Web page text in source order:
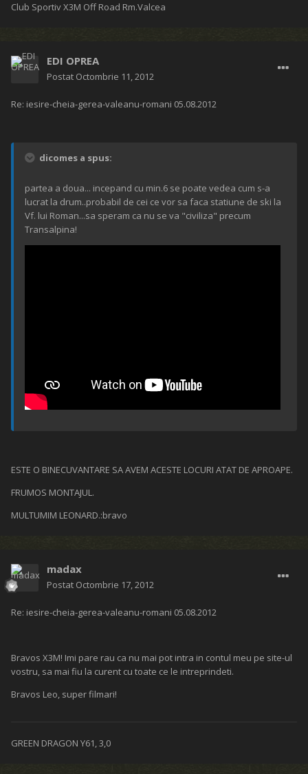
Club Sportiv X3M Off Road Rm.Valcea
EDI OPREA
Postat Octombrie 11, 2012
Re: iesire-cheia-gerea-valeanu-romani 05.08.2012
dicomes a spus:
partea a doua... incepand cu min.6 se poate vedea cum s-a
lucrat la drum..probabil de cei ce vor sa faca statiune de ski la
Vf. lui Roman...sa speram ca nu se va "civiliza" precum
Transalpina!
ESTE O BINECUVANTARE SA AVEM ACESTE LOCURI ATAT DE APROAPE.
FRUMOS MONTAJUL.
MULTUMIM LEONARD.:bravo
madax
Postat Octombrie 17, 2012
Re: iesire-cheia-gerea-valeanu-romani 05.08.2012
Bravos X3M! Imi pare rau ca nu mai pot intra in contul meu pe site-ul
vostru, sa mai fiu la curent cu toate ce le intreprindeti.
Bravos Leo, super filmari!
GREEN DRAGON Y61, 3,0